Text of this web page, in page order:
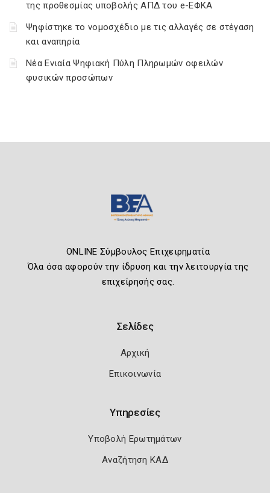
της προθεσμίας υποβολής ΑΠΔ του e-ΕΦΚΑ
Ψηφίστηκε το νομοσχέδιο με τις αλλαγές σε στέγαση
και αναπηρία
Νέα Ενιαία Ψηφιακή Πύλη Πληρωμών οφειλών
φυσικών προσώπων
ONLINE Σύμβουλος Επιχειρηματία
Όλα όσα αφορούν την ίδρυση και την λειτουργία της
επιχείρησής σας.
Σελίδες
Αρχική
Επικοινωνία
Υπηρεσίες
Υποβολή Ερωτημάτων
Αναζήτηση ΚΑΔ